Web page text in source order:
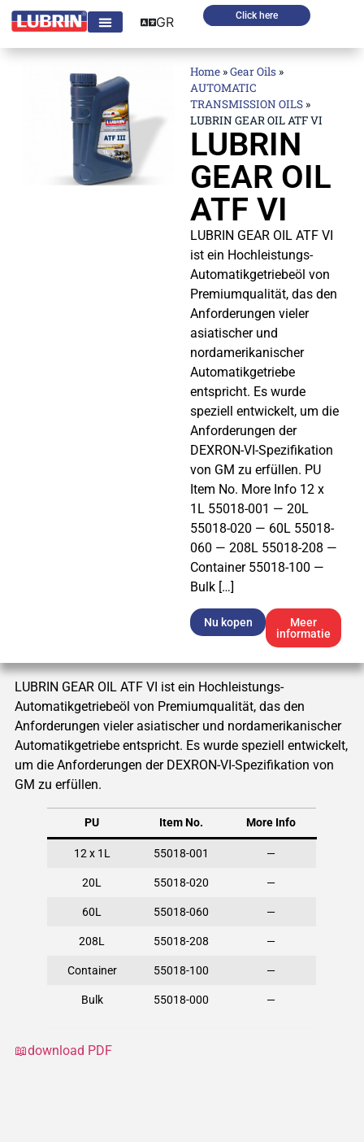
Click here
GR
Home »Gear Oils »
AUTOMATIC
TRANSMISSION OILS »
LUBRIN GEAR OIL ATF VI
LUBRIN
GEAR OIL
ATF VI
LUBRIN GEAR OIL ATF VI
ist ein Hochleistungs-
Automatikgetriebeöl von
Premiumqualität, das den
Anforderungen vieler
asiatischer und
nordamerikanischer
Automatikgetriebe
entspricht. Es wurde
speziell entwickelt, um die
Anforderungen der
DEXRON-VI-Spezifikation
von GM zu erfüllen. PU
Item No. More Info 12 x
1L 55018-001 — 20L
55018-020 — 60L 55018-
060 — 208L 55018-208 —
Container 55018-100 —
Bulk […]
Nu kopen
Meer
informatie
LUBRIN GEAR OIL ATF VI ist ein Hochleistungs-
Automatikgetriebeöl von Premiumqualität, das den
Anforderungen vieler asiatischer und nordamerikanischer
Automatikgetriebe entspricht. Es wurde speziell entwickelt,
um die Anforderungen der DEXRON-VI-Spezifikation von
GM zu erfüllen.
PU Item No. More Info
12 x 1L 55018-001 —
20L 55018-020 —
60L 55018-060 —
208L 55018-208 —
Container 55018-100 —
Bulk 55018-000 —
📖download PDF